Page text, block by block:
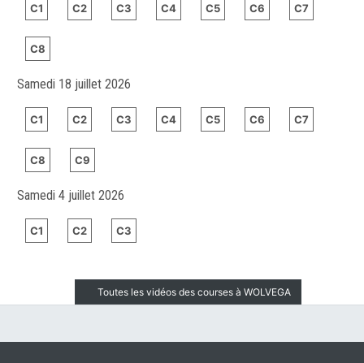
C1 C2 C3 C4 C5 C6 C7
C8
Samedi 18 juillet 2026
C1 C2 C3 C4 C5 C6 C7
C8 C9
Samedi 4 juillet 2026
C1 C2 C3
Toutes les vidéos des courses à WOLVEGA